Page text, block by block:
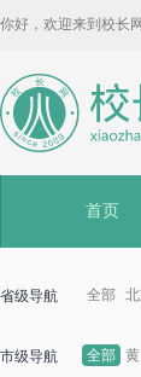
你好，欢迎来到校长
首页
省级导航 全部
市级导航 全部